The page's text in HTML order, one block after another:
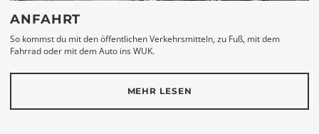
ANFAHRT
So kommst du mit den öffentlichen Verkehrsmitteln, zu Fuß, mit dem
Fahrrad oder mit dem Auto ins WUK.
MEHR LESEN